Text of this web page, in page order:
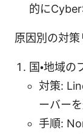
的に
原因別の対策
国・地域
対策:
ーバー
手順: